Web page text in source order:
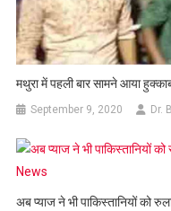
मथुरा में पहली बार सामने आया
September 9, 2020 Dr.
अब प्‍याज ने भी पाकिस्‍तानियों को